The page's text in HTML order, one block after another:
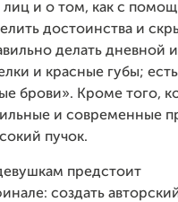
лиц и о том, как с
достоинства и
делать дневной
и красные губы;
брови». Кроме того,
и современные
пучок.
предстоит
создать